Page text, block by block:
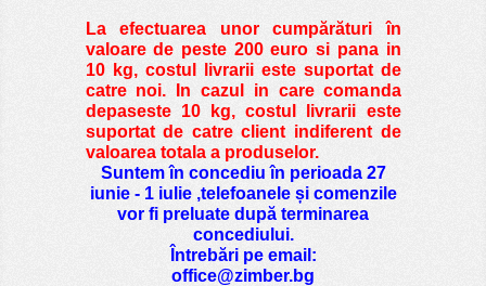
La efectuarea unor cumpărături în
valoare de peste200 euro si pana in
10 kg, costul livrarii este suportat de
catre noi. In cazul in care comanda
depaseste 10 kg, costul livrarii este
suportat de catre client indiferent de
valoarea totala a produselor.
Suntem în concediu în perioada 27
iunie - 1 iulie ,telefoanele și comenzile
vor fi preluate după terminarea
concediului.
Întrebări pe email:
office@zimber.bg